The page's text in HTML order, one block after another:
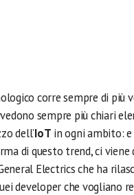
corre sempre di più
sempre più chiari
dell’IoT in ogni ambito:
di questo trend, ci viene
Electrics che ha
developer che vogliano